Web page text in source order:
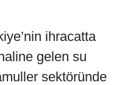
ihracatta
gelen su
sektöründe